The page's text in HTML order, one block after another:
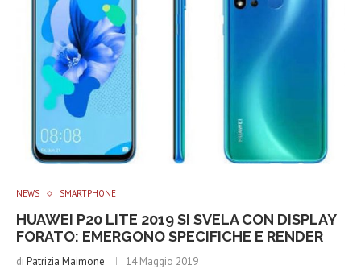
NEWS SMARTPHONE
HUAWEI P20 LITE 2019 SI SVELA CON DISPLAY
FORATO: EMERGONO SPECIFICHE E RENDER
di Patrizia Maimone 14 Maggio 2019